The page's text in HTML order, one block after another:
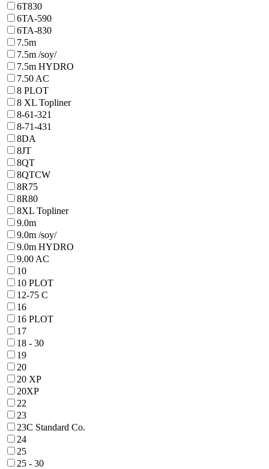
6T830
6TA-590
6TA-830
7.5m
7.5m /soy/
7.5m HYDRO
7.50 AC
8 PLOT
8 XL Topliner
8-61-321
8-71-431
8DA
8JT
8QT
8QTCW
8R75
8R80
8XL Topliner
9.0m
9.0m /soy/
9.0m HYDRO
9.00 AC
10
10 PLOT
12-75 C
16
16 PLOT
17
18 - 30
19
20
20 XP
20XP
22
23
23C Standard Co.
24
25
25 - 30